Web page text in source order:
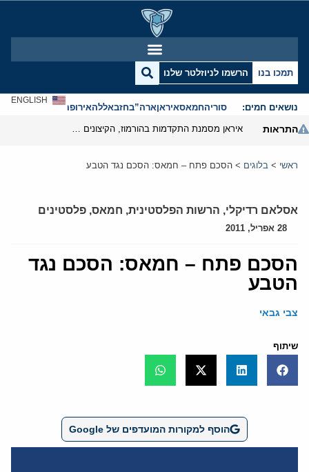
תמכו בנו הרשמו לניוזלטר שלנו
נושאים חמים: סוריהחמאסאיראןארה”בחזבאללהאירופהאנטישמיות
ENGLISH
התראות
ראשי > בלוגים > הסכם פתח – חמאס: הסכם נגד הטבע
אסלאם רדיקלי, הרשות הפלסטינית, חמאס, פלסטינים
28 אפריל, 2011
הסכם פתח – חמאס: הסכם נגד
הטבע
צבי גבאי
שיתוף
הוסף למקורות המועדפים של Google